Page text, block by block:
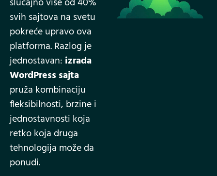
svih sajtova na svetu
pokreće upravo ova
platforma. Razlog je
jednostavan: izrada
WordPress sajta
pruža kombinaciju
fleksibilnosti, brzine i
jednostavnosti koja
retko koja druga
tehnologija može da
ponudi.